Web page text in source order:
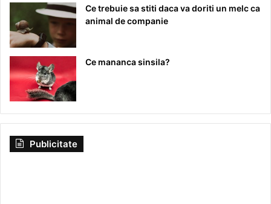
Ce trebuie sa stiti daca va doriti un melc ca
animal de companie
Ce mananca sinsila?
Publicitate